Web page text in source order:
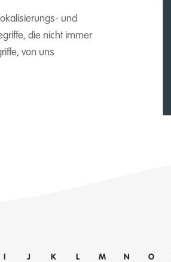
und
die nicht immer
von uns
I J K L M N O